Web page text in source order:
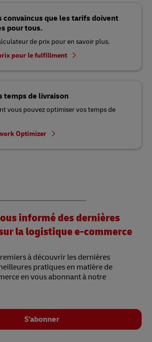
convaincus que les tarifs doivent
pour tous.
de prix pour en savoir plus.
pour le fulfillment
temps de livraison
vous pouvez optimiser vos temps de
Optimizer
informé des dernières
la logistique e-commerce
à découvrir les dernières
pratiques en matière de
en vous abonnant à notre
S'abonner